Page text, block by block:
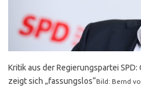
Kritik aus der Regierungspartei
zeigt sich „fassungslos“Bild: Bernd